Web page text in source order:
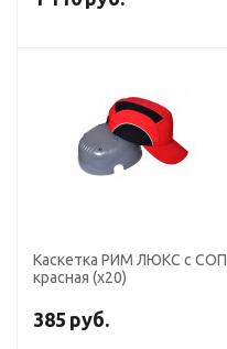
Каскетка РИМ ЛЮКС с СОП
красная (х20)
385 руб.